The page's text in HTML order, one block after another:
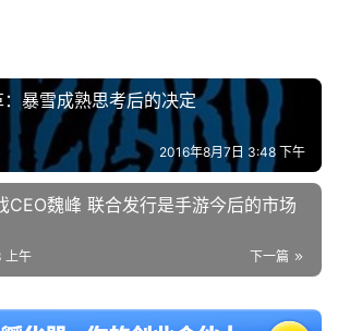
暴雪成熟思考后的决定
2016年8月7日 3:48 下午
CEO魏峰 联合发行是手游今后的市场
下一篇
上午